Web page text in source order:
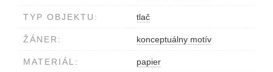
TYP OBJEKTU: tlač
ŽÁNER: konceptuálny motív
MATERIÁL: papier